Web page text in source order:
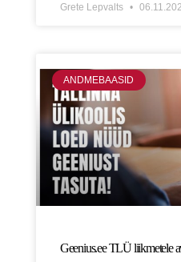
Grete Lepvalts
ANDMEBAASID
Geenius.ee TLÜ liikmetele